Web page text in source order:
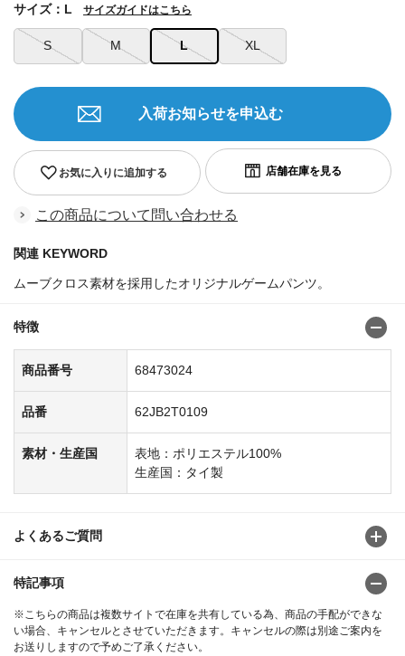
S M L XL
サイズ：L サイズガイドはこちら
お気に入りに追加する
入荷お知らせを申込む
この商品について問い合わせる
関連 KEYWORD
ムーブクロス素材を採用したオリジナルゲームパンツ。
特徴
商品番号 68473024
品番 62JB2T0109
素材・生産国
表地：ポリエステル100%
生産国：タイ製
よくあるご質問
特記事項
※こちらの商品は複数サイトで在庫を共有している為、商品の手配ができな
い場合、キャンセルとさせていただきます。キャンセルの際は別途ご案内を
お送りしますので予めご了承ください。